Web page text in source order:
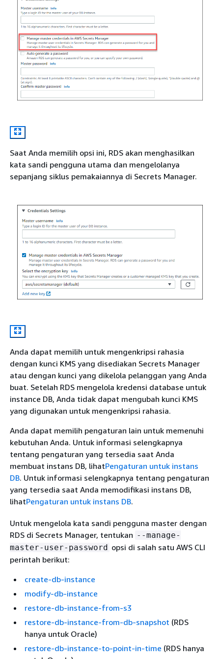
Saat Anda memilih opsi ini, RDS akan menghasilkan
kata sandi pengguna utama dan mengelolanya
sepanjang siklus pemakaiannya di Secrets Manager.
Anda dapat memilih untuk mengenkripsi rahasia
dengan kunci KMS yang disediakan Secrets Manager
atau dengan kunci yang dikelola pelanggan yang Anda
buat. Setelah RDS mengelola kredensi database untuk
instance DB, Anda tidak dapat mengubah kunci KMS
yang digunakan untuk mengenkripsi rahasia.
Anda dapat memilih pengaturan lain untuk memenuhi
kebutuhan Anda. Untuk informasi selengkapnya
tentang pengaturan yang tersedia saat Anda
membuat instans DB, lihatPengaturan untuk instans
DB. Untuk informasi selengkapnya tentang pengaturan
yang tersedia saat Anda memodifikasi instans DB,
lihatPengaturan untuk instans DB.
Untuk mengelola kata sandi pengguna master dengan
RDS di Secrets Manager, tentukan --manage-
master-user-password opsi di salah satu AWS CLI
perintah berikut:
create-db-instance
modify-db-instance
restore-db-instance-from-s3
restore-db-instance-from-db-snapshot (RDS
hanya untuk Oracle)
restore-db-instance-to-point-in-time (RDS hanya